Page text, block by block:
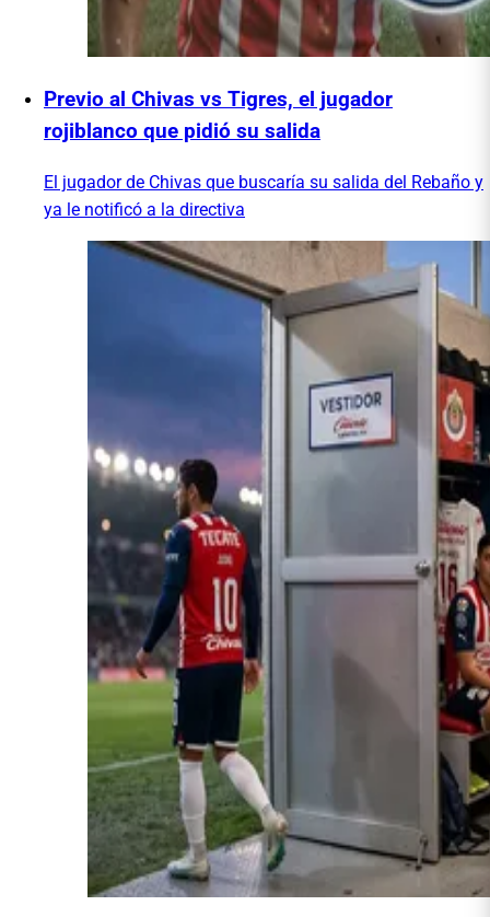
Previo al Chivas vs Tigres, el jugador
rojiblanco que pidió su salida
El jugador de Chivas que buscaría su salida del Rebaño y
ya le notificó a la directiva